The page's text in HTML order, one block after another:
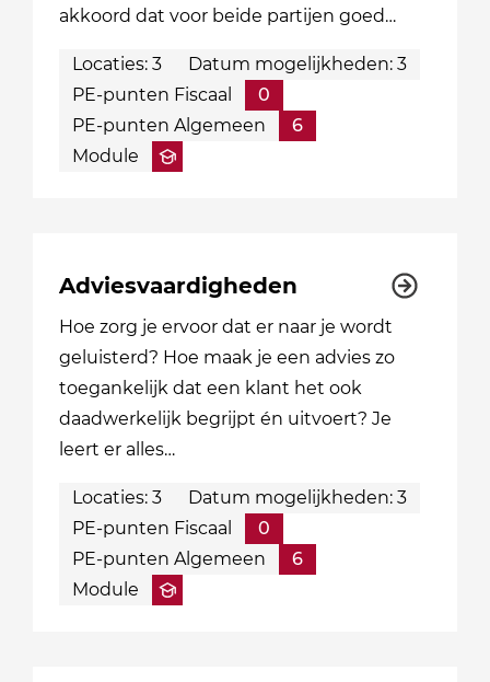
akkoord dat voor beide partijen goed…
Locaties: 3
Datum mogelijkheden: 3
PE-punten Fiscaal
0
PE-punten Algemeen
6
Module
Adviesvaardigheden
Hoe zorg je ervoor dat er naar je wordt
geluisterd? Hoe maak je een advies zo
toegankelijk dat een klant het ook
daadwerkelijk begrijpt én uitvoert? Je
leert er alles…
Locaties: 3
Datum mogelijkheden: 3
PE-punten Fiscaal
0
PE-punten Algemeen
6
Module